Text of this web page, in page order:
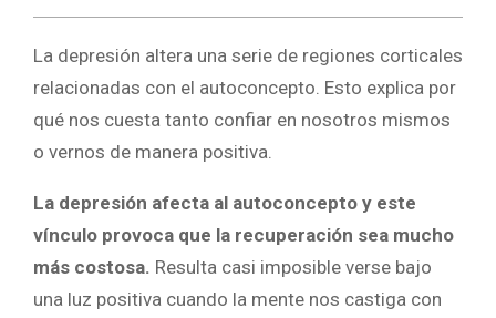
La depresión altera una serie de regiones corticales
relacionadas con el autoconcepto. Esto explica por
qué nos cuesta tanto confiar en nosotros mismos
o vernos de manera positiva.
La depresión afecta al autoconcepto y este
vínculo provoca que la recuperación sea mucho
más costosa. Resulta casi imposible verse bajo
una luz positiva cuando la mente nos castiga con